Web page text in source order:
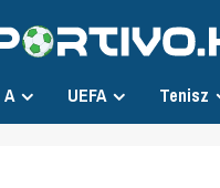
UEFA Tenisz